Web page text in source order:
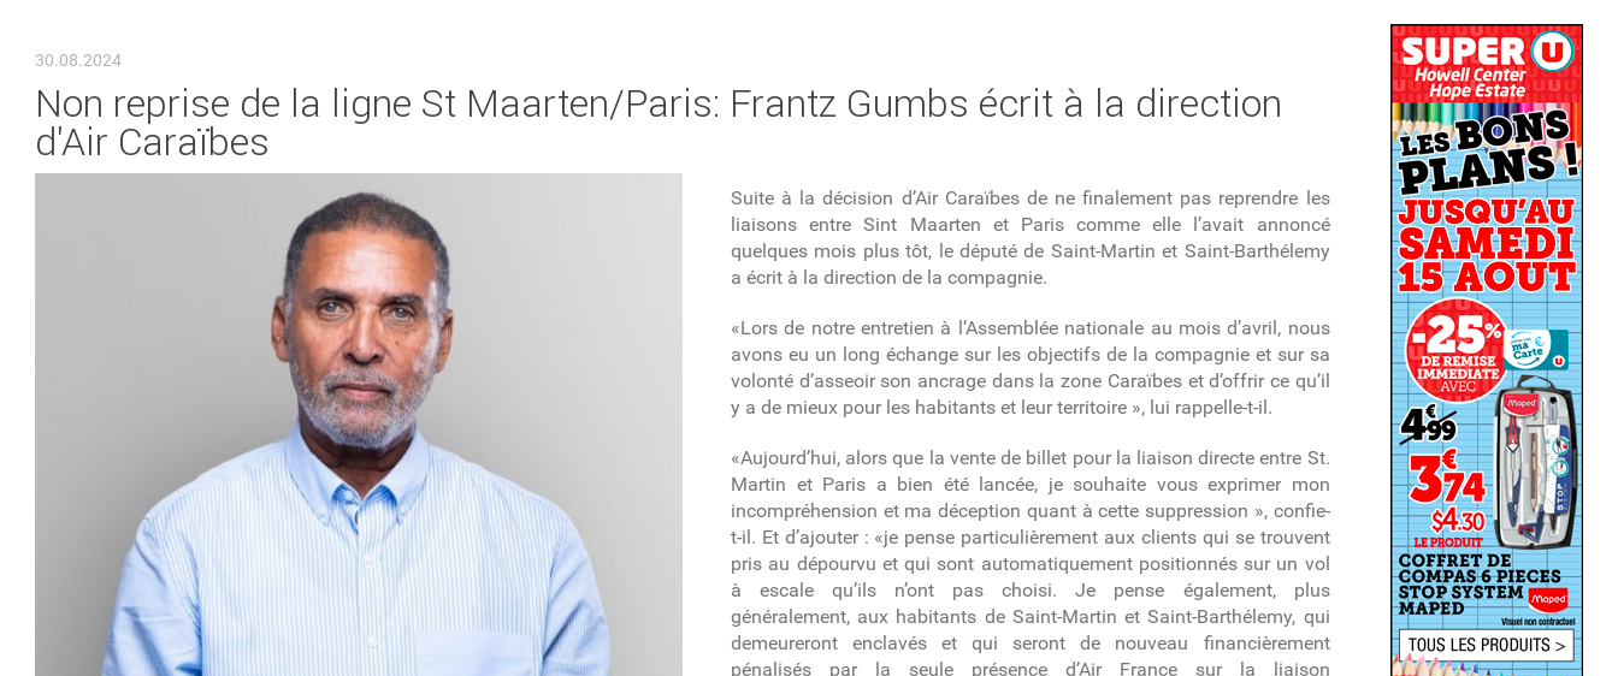
30.08.2024
Non reprise de la ligne St Maarten/Paris: Frantz Gumbs écrit à la direction
d'Air Caraïbes
Suite à la décision d’Air Caraïbes de ne finalement pas reprendre les
liaisons entre Sint Maarten et Paris comme elle l’avait annoncé
quelques mois plus tôt, le député de Saint-Martin et Saint-Barthélemy
a écrit à la direction de la compagnie.
«Lors de notre entretien à l’Assemblée nationale au mois d’avril, nous
avons eu un long échange sur les objectifs de la compagnie et sur sa
volonté d’asseoir son ancrage dans la zone Caraïbes et d’offrir ce qu’il
y a de mieux pour les habitants et leur territoire », lui rappelle-t-il.
«Aujourd’hui, alors que la vente de billet pour la liaison directe entre St.
Martin et Paris a bien été lancée, je souhaite vous exprimer mon
incompréhension et ma déception quant à cette suppression », confie-
t-il. Et d’ajouter : «je pense particulièrement aux clients qui se trouvent
pris au dépourvu et qui sont automatiquement positionnés sur un vol
à escale qu’ils n’ont pas choisi. Je pense également, plus
généralement, aux habitants de Saint-Martin et Saint-Barthélemy, qui
demeureront enclavés et qui seront de nouveau financièrement
pénalisés par la seule présence d’Air France sur la liaison